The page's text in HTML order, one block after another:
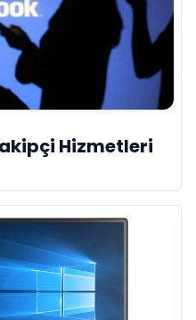
Hizmetleri